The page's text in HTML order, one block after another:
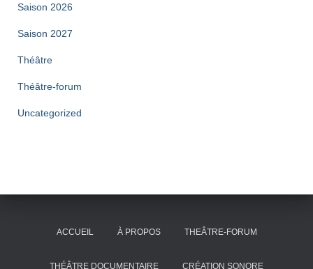
Saison 2026
Saison 2027
Théâtre
Théâtre-forum
Uncategorized
ACCUEIL À PROPOS THEÂTRE-FORUM
THÉÂTRE DOCUMENTAIRE CRÉATION SONORE